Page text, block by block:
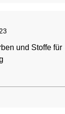
und Stoffe für